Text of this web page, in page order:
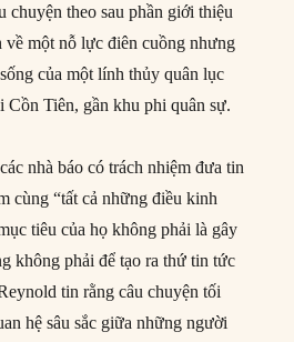
chuyện theo sau phần giới thiệu
về một nỗ lực điên cuồng nhưng
của một lính thủy quân lục
Cồn Tiên, gần khu phi quân sự.
nhà báo có trách nhiệm đưa tin
cùng “tất cả những điều kinh
tiêu của họ không phải là gây
không phải để tạo ra thứ tin tức
tin rằng câu chuyện tối
hệ sâu sắc giữa những người